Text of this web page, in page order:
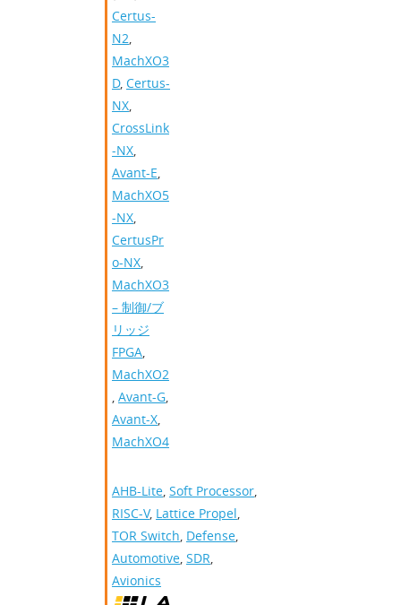
Certus-
N2
MachXO3
D, Certus-
NX
CrossLink
-NX
Avant-E
MachXO5
-NX
CertusPr
o-NX
MachXO3
– 制御/ブ
リッジ
FPGA
MachXO2
Avant-G
Avant-X
MachXO4
AHB-Lite Soft Processor
RISC-V, Lattice Propel
TOR Switch Defense
Automotive SDR
Avionics